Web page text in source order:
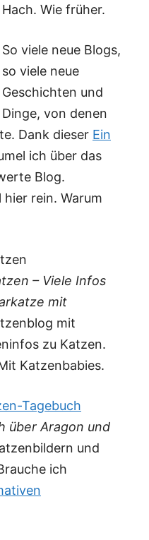
Hach. Wie früher.
So viele neue Blogs,
so viele neue
Geschichten und
Dinge, von denen
Dank dieser Ein
ich über das
Blog.
rein. Warum
– Viele Infos
mit
mit
zu Katzen.
Katzenbabies.
Tagebuch
über Aragon und
und
ich